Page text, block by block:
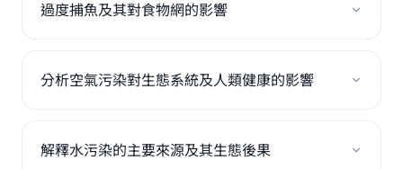
過度捕魚及其對食物網的影響
分析空氣污染對生態系統及人類健康的影響
解釋水污染的主要來源及其生態後果